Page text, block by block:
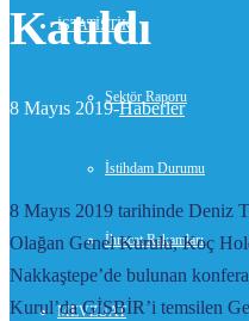
İSTATİSTİK
Sektör Raporu
İstihdam Durumu
İhracat Rakamları
MEVZUAT
Katıldı
8 Mayıs 2019-Haberler
8 Mayıs 2019 tarihinde Deniz
Olağan Genel Kurulu, Koç
Nakkaştepe’de bulunan
Kurul’da GİSBİR’i temsilen